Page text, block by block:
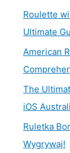
Roulette
Ultimate
American
The
iOS
Ruletka
Wygrywaj!